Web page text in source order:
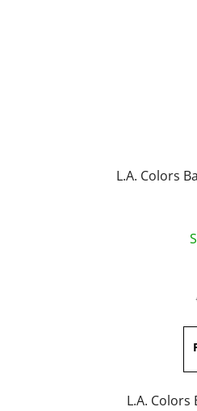
L.A. Colors
L.A. Colors